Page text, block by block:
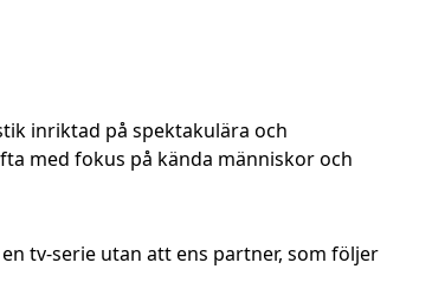
inriktad på spektakulära och
med fokus på kända människor och
tv-serie utan att ens partner, som följer